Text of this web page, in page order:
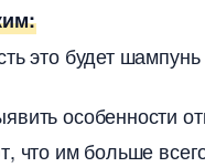
это будет
особенности
что им больше